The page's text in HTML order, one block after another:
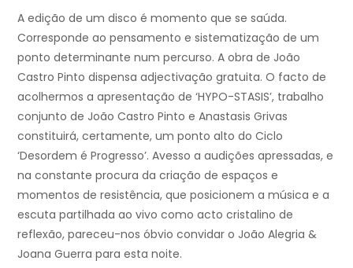
A edição de um disco é momento que se saúda.
Corresponde ao pensamento e sistematização de um
ponto determinante num percurso. A obra de João
Castro Pinto dispensa adjectivação gratuita. O facto de
acolhermos a apresentação de ‘HYPO-STASIS’, trabalho
conjunto de João Castro Pinto e Anastasis Grivas
constituirá, certamente, um ponto alto do Ciclo
‘Desordem é Progresso’. Avesso a audições apressadas, e
na constante procura da criação de espaços e
momentos de resistência, que posicionem a música e a
escuta partilhada ao vivo como acto cristalino de
reflexão, pareceu-nos óbvio convidar o João Alegria &
Joana Guerra para esta noite.